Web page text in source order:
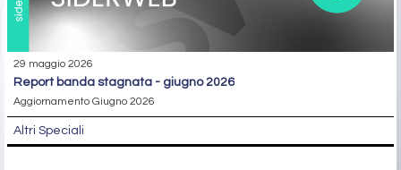
29 maggio 2026
report banda stagnata - giugno 2026
Aggiornamento Giugno 2026
Altri Speciali